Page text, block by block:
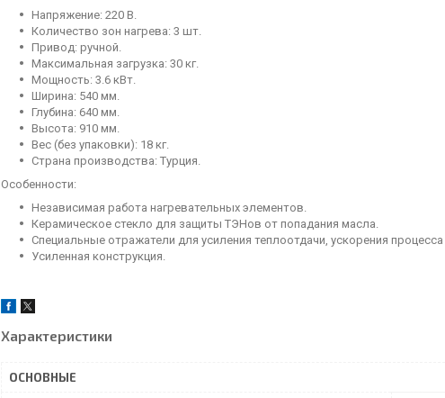
Напряжение: 220 В.
Количество зон нагрева: 3 шт.
Привод: ручной.
Максимальная загрузка: 30 кг.
Мощность: 3.6 кВт.
Ширина: 540 мм.
Глубина: 640 мм.
Высота: 910 мм.
Вес (без упаковки): 18 кг.
Страна производства: Турция.
Особенности:
Независимая работа нагревательных элементов.
Керамическое стекло для защиты ТЭНов от попадания масла.
Специальные отражатели для усиления теплоотдачи, ускорения
Усиленная конструкция.
Характеристики
ОСНОВНЫЕ